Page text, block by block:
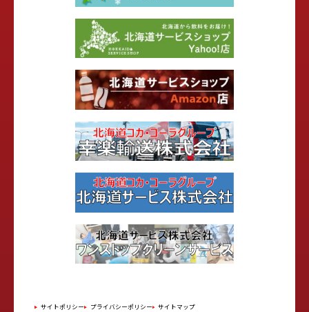
サイトポリシー プライバシーポリシー サイトマップ